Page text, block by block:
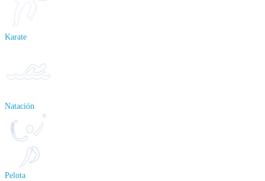
Karate
Natación
Pelota